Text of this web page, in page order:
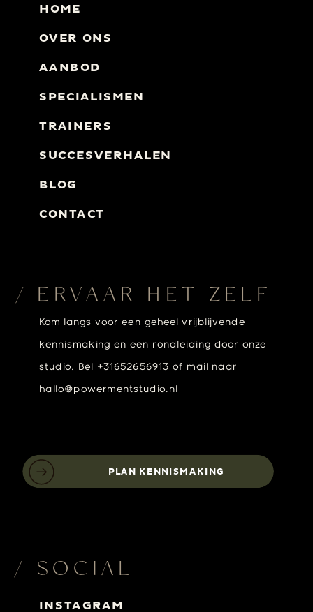
INSTAGRAM
/ SOCIAL
PLAN KENNISMAKING
Kom langs voor een geheel vrijblijvende
kennismaking en een rondleiding door onze
studio. Bel +31652656913 of mail naar
hallo@powermentstudio.nl
/ ERVAAR HET ZELF
CONTACT
BLOG
SUCCESVERHALEN
TRAINERS
SPECIALISMEN
AANBOD
OVER ONS
HOME